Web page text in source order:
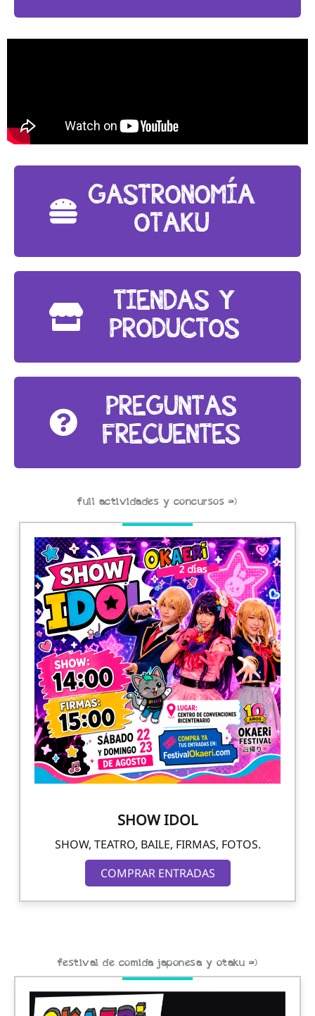
GASTRONOMÍA
OTAKU
TIENDAS Y
PRODUCTOS
PREGUNTAS
FRECUENTES
full actividades y concursos =)
SHOW IDOL
SHOW, TEATRO, BAILE, FIRMAS, FOTOS.
COMPRAR ENTRADAS
festival de comida japonesa y otaku =)